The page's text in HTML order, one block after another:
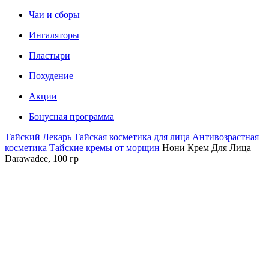
Чаи и сборы
Ингаляторы
Пластыри
Похудение
Акции
Бонусная программа
Тайский Лекарь Тайская косметика для лица Антивозрастная
косметика Тайские кремы от морщин Нони Крем Для Лица
Darawadee, 100 гр